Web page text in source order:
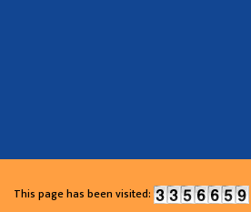
This page has been visited: